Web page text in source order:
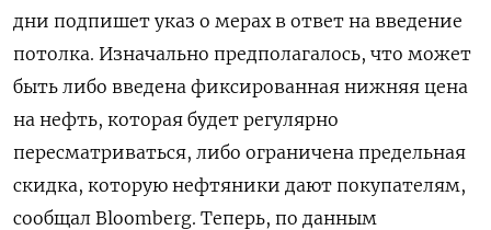
дни подпишет указ о мерах в ответ на введение
потолка. Изначально предполагалось, что может
быть либо введена фиксированная нижняя цена
на нефть, которая будет регулярно
пересматриваться, либо ограничена предельная
скидка, которую нефтяники дают покупателям,
сообщал Bloomberg. Теперь, по данным